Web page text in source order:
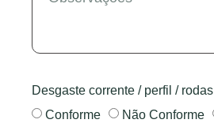
Desgaste corrente / perfil / rodas
Conforme
Não Conforme